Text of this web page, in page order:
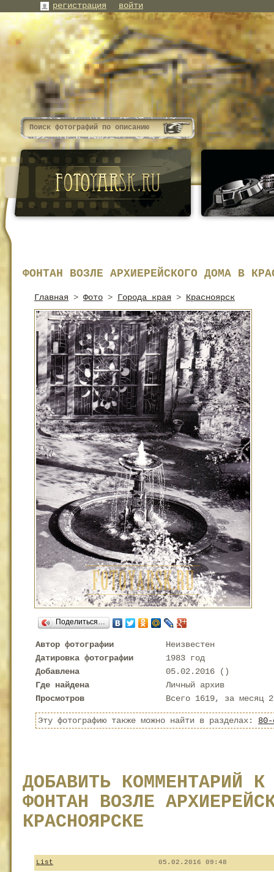
ФОНТАН ВОЗЛЕ АРХИЕРЕЙСКОГО ДОМА В
Главная > Фото > Города края > Красноярск
Поделиться…
Автор фотографии
Неизвестен
Датировка фотографии
1983 год
Добавлена
05.02.2016 ( )
Где найдена
Личный архив
Просмотров
Всего 1619, за месяц
Эту фотографию также можно найти в разделах:
ДОБАВИТЬ КОММЕНТАРИЙ
ФОНТАН ВОЗЛЕ
КРАСНОЯРСКЕ
List 05.02.2016 09:48
регистрация войти